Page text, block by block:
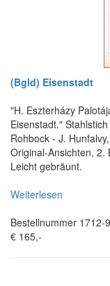
(Bgld) Eisenstadt
"H. Eszterházy
Eisenstadt."
Rohbock - J.
Original-Ansichten, 2.
Leicht gebräunt.
Weiterlesen
Bestellnummer 1712-9
€ 165,-